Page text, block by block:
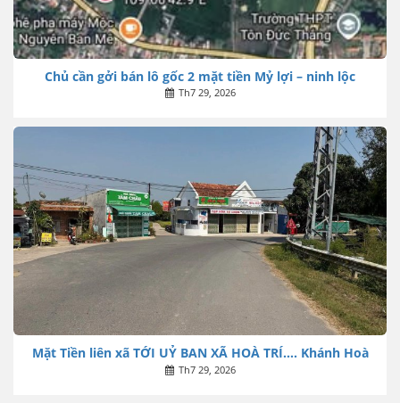
Chủ cần gởi bán lô gốc 2 mặt tiền Mỷ lợi – ninh lộc
Th7 29, 2026
Mặt Tiền liên xã TỚI UỶ BAN XÃ HOÀ TRÍ…. Khánh Hoà
Th7 29, 2026